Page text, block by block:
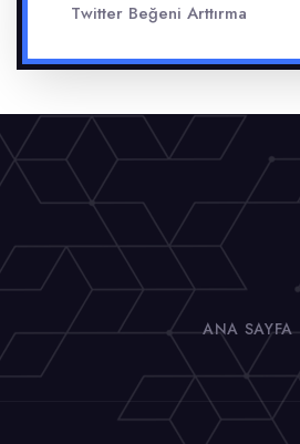
Twitter Beğeni Arttırma
ANA SAYFA